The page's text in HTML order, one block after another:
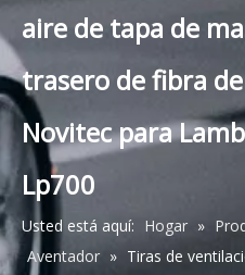
aire de tapa de
trasero de fibra
Novitec para
Lp700
Usted está aquí: Hogar »
Aventador » Tiras de